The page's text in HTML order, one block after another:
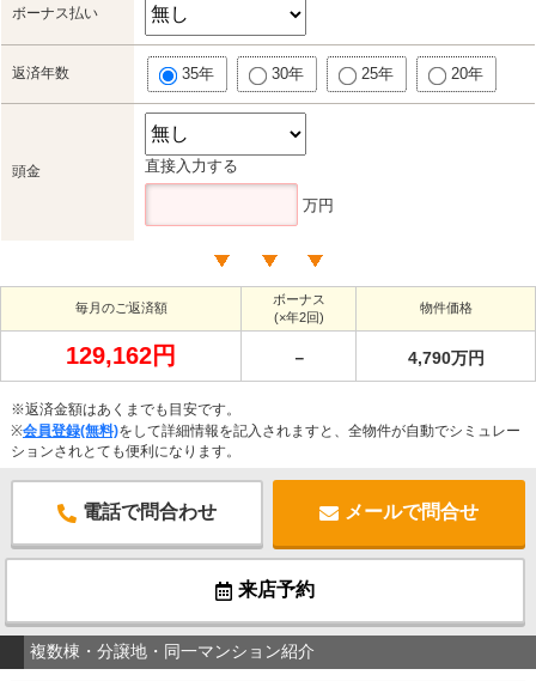
ボーナス払い
返済年数 35年 30年 25年 20年
頭金 直接入力する
万円
毎月のご返済額
ボーナス
(×年2回)
物件価格
129,162円 － 4,790万円
※返済金額はあくまでも目安です。
※会員登録(無料)をして詳細情報を記入されますと、全物件が自動でシミュレー
ションされとても便利になります。
電話で問合わせ メールで問合せ
来店予約
複数棟・分譲地・同一マンション紹介